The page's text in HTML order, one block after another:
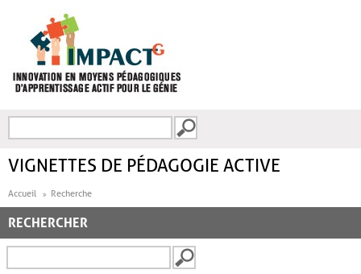
FORMULAIRE DE
VIGNETTES DE PÉDAGOGIE ACTIVE
Accueil Recherche
RECHERCHER